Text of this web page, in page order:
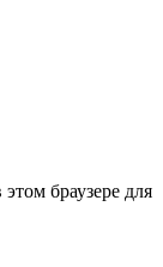
браузере для